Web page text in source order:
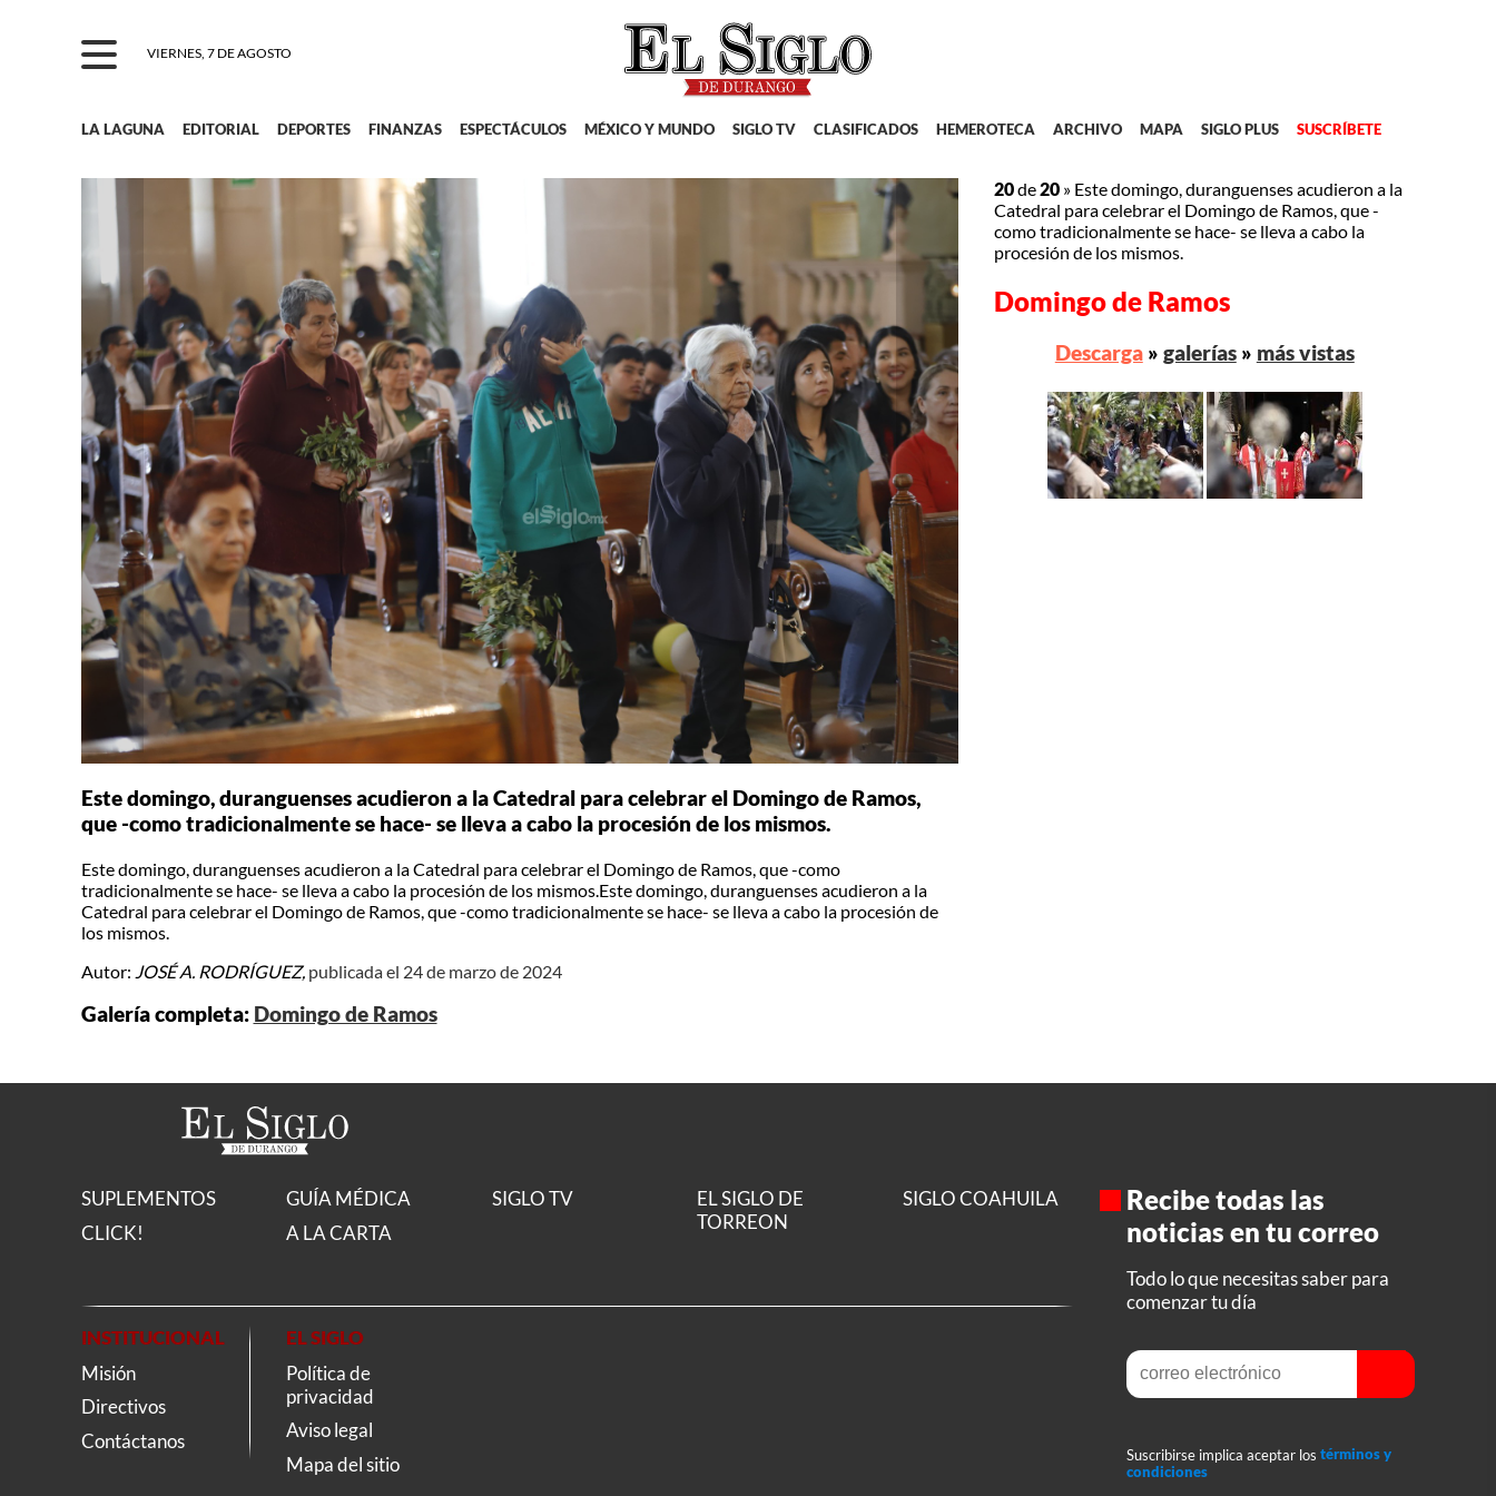
VIERNES, 7 DE AGOSTO
LA LAGUNA EDITORIAL DEPORTES FINANZAS ESPECTÁCULOS MÉXICO Y MUNDO SIGLO TV CLASIFICADOS HEMEROTECA ARCHIVO MAPA SIGLO PLUS SUSCRÍBETE
Este domingo, duranguenses acudieron a la Catedral para celebrar el Domingo de Ramos,
que -como tradicionalmente se hace- se lleva a cabo la procesión de los mismos.
Este domingo, duranguenses acudieron a la Catedral para celebrar el Domingo de Ramos, que -como
tradicionalmente se hace- se lleva a cabo la procesión de los mismos.Este domingo, duranguenses acudieron a la
Catedral para celebrar el Domingo de Ramos, que -como tradicionalmente se hace- se lleva a cabo la procesión de
los mismos.
Autor: JOSÉ A. RODRÍGUEZ, publicada el 24 de marzo de 2024
Galería completa: Domingo de Ramos
20de20 » Este domingo, duranguenses acudieron a la
Catedral para celebrar el Domingo de Ramos, que -
como tradicionalmente se hace- se lleva a cabo la
procesión de los mismos.
Domingo de Ramos
Descarga» galerías» más vistas
SUPLEMENTOS
CLICK!
GUÍA MÉDICA
A LA CARTA
SIGLO TV
EL SIGLO DE
TORREON
SIGLO COAHUILA
INSTITUCIONAL
Misión
Directivos
Contáctanos
EL SIGLO
Política de
privacidad
Aviso legal
Mapa del sitio
Recibe todas las
noticias en tu correo
Todo lo que necesitas saber para
comenzar tu día
Suscribirse implica aceptar los términos y
condiciones